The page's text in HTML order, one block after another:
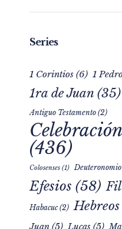
1 Corintios(6) 1 Pedro
1ra de Juan (35)
Antiguo Testamento(2)
(436)
Colosenses Deuteronomio
Efesios (58)
Habacuc (2) Hebreos